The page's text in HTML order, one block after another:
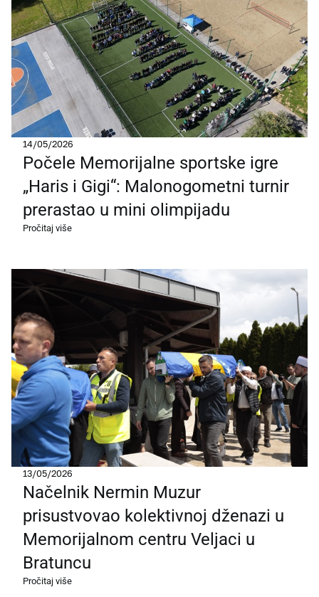
14/05/2026
Počele Memorijalne sportske igre
„Haris i Gigi“: Malonogometni turnir
prerastao u mini olimpijadu
Pročitaj više
13/05/2026
Načelnik Nermin Muzur
prisustvovao kolektivnoj dženazi u
Memorijalnom centru Veljaci u
Bratuncu
Pročitaj više